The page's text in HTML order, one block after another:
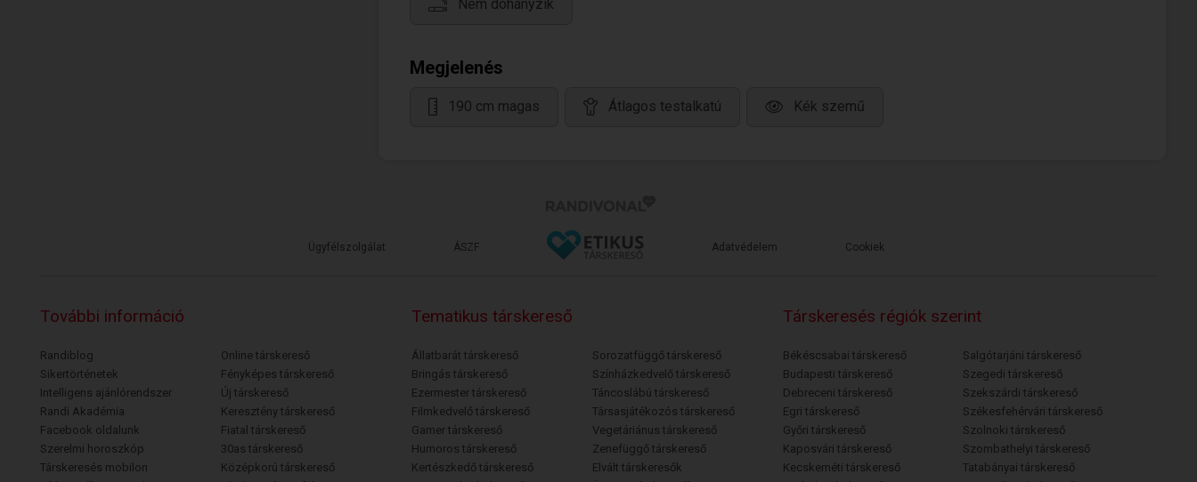
Nem dohányzik
Megjelenés
190 cm magas Átlagos testalkatú Kék szemű
Ügyfélszolgálat ÁSZF Adatvédelem Cookiek
További információ
Randiblog
Sikertörténetek
Intelligens ajánlórendszer
Randi Akadémia
Facebook oldalunk
Szerelmi horoszkóp
Társkeresés mobilon
Online társkereső
Fényképes társkereső
Új társkereső
Keresztény társkereső
Fiatal társkereső
30as társkereső
Középkorú társkereső
Tematikus társkereső
Állatbarát társkereső
Bringás társkereső
Ezermester társkereső
Filmkedvelő társkereső
Gamer társkereső
Humoros társkereső
Kertészkedő társkereső
Sorozatfüggő társkereső
Színházkedvelő társkereső
Táncoslábú társkereső
Társasjátékozós társkereső
Vegetáriánus társkereső
Zenefüggő társkereső
Elvált társkeresők
Társkeresés régiók szerint
Békéscsabai társkereső
Budapesti társkereső
Debreceni társkereső
Egri társkereső
Győri társkereső
Kaposvári társkereső
Kecskeméti társkereső
Salgótarjáni társkereső
Szegedi társkereső
Szekszárdi társkereső
Székesfehérvári társkereső
Szolnoki társkereső
Szombathelyi társkereső
Tatabányai társkereső